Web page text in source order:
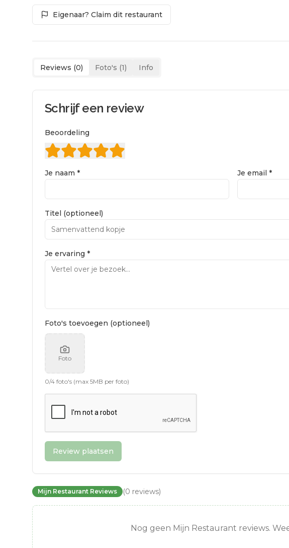
Eigenaar? Claim dit restaurant
Reviews (0) Foto's (1) Info
Schrijf een review
Beoordeling
Je naam * Je email *
Titel (optioneel)
Je ervaring *
Foto's toevoegen (optioneel)
Foto
0/4 foto's (max 5MB per foto)
Review plaatsen
Mijn Restaurant Reviews (0 reviews)
Nog geen Mijn Restaurant reviews.